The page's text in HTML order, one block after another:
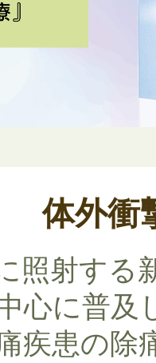
体外衝
照射する
心に普及
疾患の除